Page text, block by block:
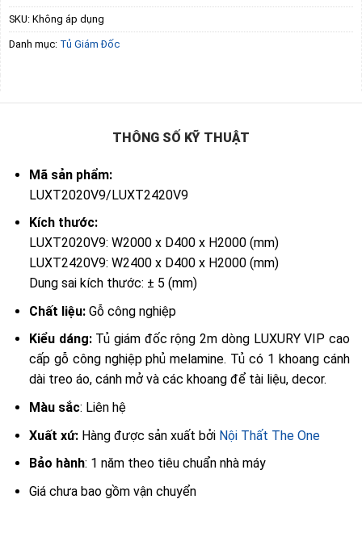
SKU: Không áp dụng
Danh mục: Tủ Giám Đốc
THÔNG SỐ KỸ THUẬT
Mã sản phẩm:
LUXT2020V9/LUXT2420V9
Kích thước:
LUXT2020V9: W2000 x D400 x H2000 (mm)
LUXT2420V9: W2400 x D400 x H2000 (mm)
Dung sai kích thước: ± 5 (mm)
Chất liệu: Gỗ công nghiệp
Kiểu dáng: Tủ giám đốc rộng 2m dòng LUXURY VIP cao
cấp gỗ công nghiệp phủ melamine. Tủ có 1 khoang cánh
dài treo áo, cánh mở và các khoang để tài liệu, decor.
Màu sắc: Liên hệ
Xuất xứ:Hàng được sản xuất bởi Nội Thất The One
Bảo hành: 1 năm theo tiêu chuẩn nhà máy
Giá chưa bao gồm vận chuyển